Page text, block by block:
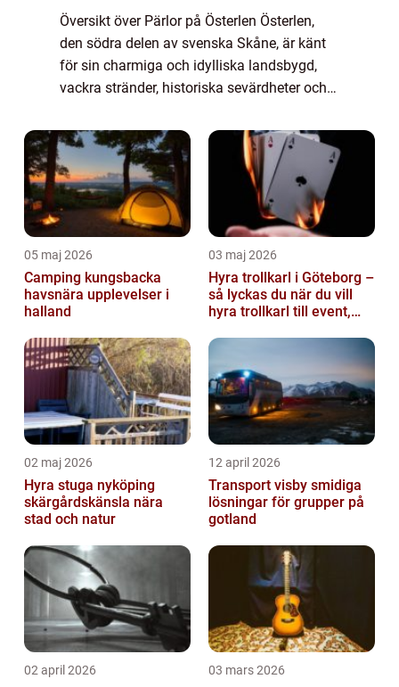
Översikt över Pärlor på Österlen Österlen,
den södra delen av svenska Skåne, är känt
för sin charmiga och idylliska landsbygd,
vackra stränder, historiska sevärdheter och
har blivit omtalat som pärlan på Skånes...
05 maj 2026
Camping kungsbacka
havsnära upplevelser i
halland
03 maj 2026
Hyra trollkarl i Göteborg –
så lyckas du när du vill
hyra trollkarl till event,
02 maj 2026
Hyra stuga nyköping
skärgårdskänsla nära
stad och natur
12 april 2026
Transport visby smidiga
lösningar för grupper på
gotland
02 april 2026 03 mars 2026